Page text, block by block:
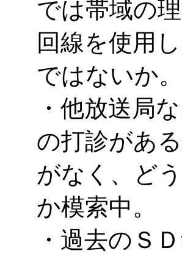
では帯域の
回線を使用
ではないか。
・他放送局
の打診があ
がなく、ど
か模索中。
・過去のＳ